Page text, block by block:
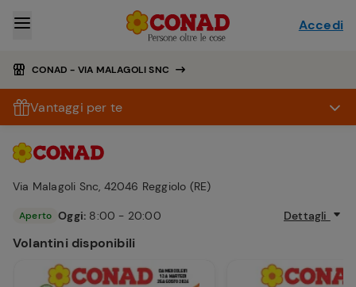
CONAD - VIA MALAGOLI SNC
Accedi
Vantaggi per te
Via Malagoli Snc, 42046 Reggiolo (RE)
Aperto Oggi: 8:00 - 20:00 Dettagli
Volantini disponibili